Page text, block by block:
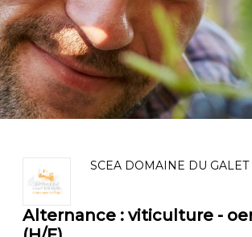
SCEA DOMAINE DU GALET
Alternance : viticulture -